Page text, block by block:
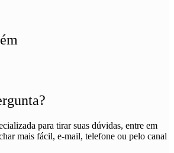
para tirar suas dúvidas, entre em
mais fácil, e-mail, telefone ou pelo canal